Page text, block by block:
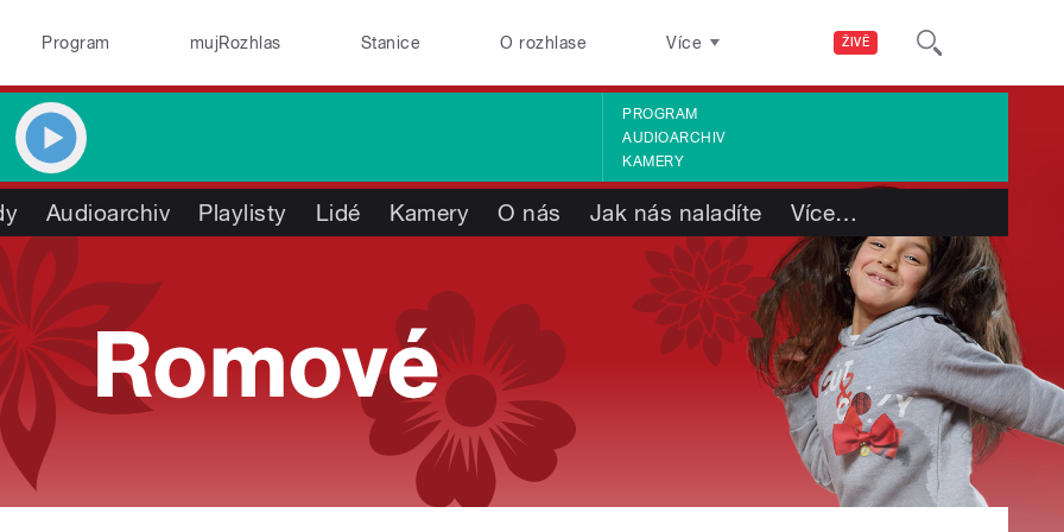
ŽIVĚ
Program mujRozhlas Stanice O rozhlase Více
PROGRAM
AUDIOARCHIV
KAMERY
Audioarchiv Playlisty Lidé Kamery O nás Jak nás naladíte Více…